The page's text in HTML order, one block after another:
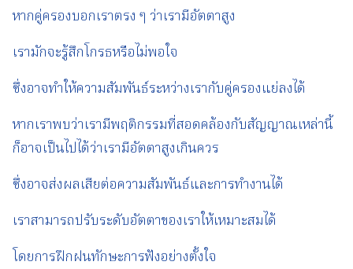
หากคู่ครองบอกเราตรง ๆ ว่าเรามีอัตตาสูง
เรามักจะรู้สึกโกรธหรือไม่พอใจ
ซึ่งอาจทำให้ความสัมพันธ์ระหว่างเรากับคู่ครองแย่ลงได้
หากเราพบว่าเรามีพฤติกรรมที่สอดคล้องกับสัญญาณเหล่านี้
ก็อาจเป็นไปได้ว่าเรามีอัตตาสูงเกินควร
ซึ่งอาจส่งผลเสียต่อความสัมพันธ์และการทำงานได้
เราสามารถปรับระดับอัตตาของเราให้เหมาะสมได้
โดยการฝึกฝนทักษะการฟังอย่างตั้งใจ